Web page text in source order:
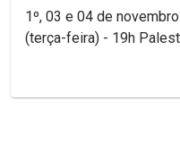
1º, 03 e 04 de novembro de 2022
(terça-